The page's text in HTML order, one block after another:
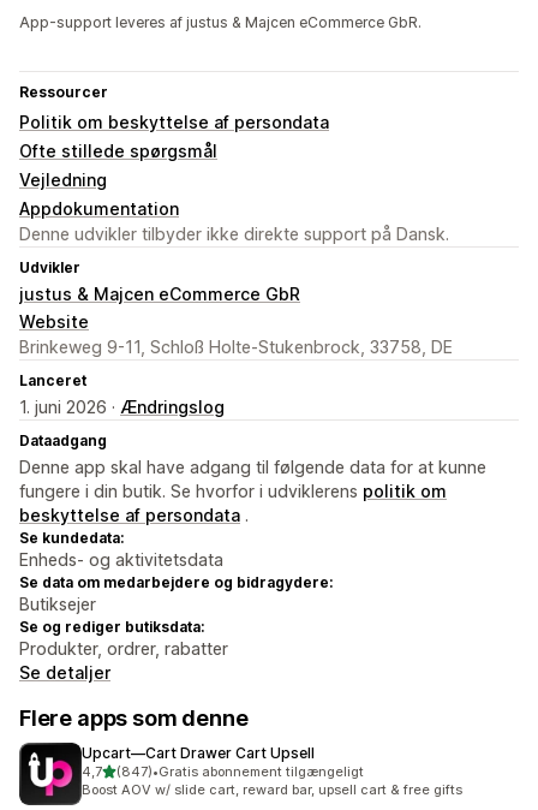
App-support leveres af justus & Majcen eCommerce GbR.
Ressourcer
Politik om beskyttelse af persondata
Ofte stillede spørgsmål
Vejledning
Appdokumentation
Denne udvikler tilbyder ikke direkte support på Dansk.
Udvikler
justus & Majcen eCommerce GbR
Website
Brinkeweg 9-11, Schloß Holte-Stukenbrock, 33758, DE
Lanceret
1. juni 2026 · Ændringslog
Dataadgang
Denne app skal have adgang til følgende data for at kunne
fungere i din butik. Se hvorfor i udviklerens politik om
beskyttelse af persondata .
Se kundedata:
Enheds- og aktivitetsdata
Se data om medarbejdere og bidragydere:
Butiksejer
Se og rediger butiksdata:
Produkter, ordrer, rabatter
Se detaljer
Flere apps som denne
Upcart—Cart Drawer Cart Upsell
4,7ud af 5 stjerner
(847)
847 anmeldelser i alt
•Gratis abonnement tilgængeligt
Boost AOV w/ slide cart, reward bar, upsell cart & free gifts